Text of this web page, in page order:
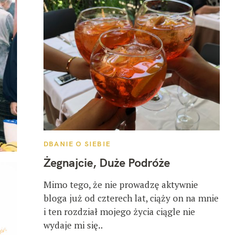
K
T
E
O
R
I
E
DBANIE O SIEBIE
Żegnajcie, Duże Podróże
Mimo tego, że nie prowadzę aktywnie
bloga już od czterech lat, ciąży on na mnie
i ten rozdział mojego życia ciągle nie
wydaje mi się..